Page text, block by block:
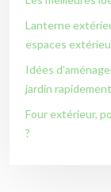
Lanterne
espaces
Idées
jardin rapidement
Four extérieur,
?